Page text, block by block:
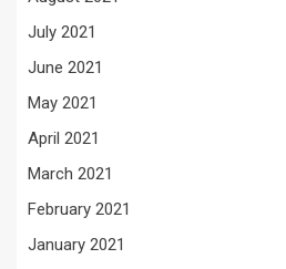
July 2021
June 2021
May 2021
April 2021
March 2021
February 2021
January 2021